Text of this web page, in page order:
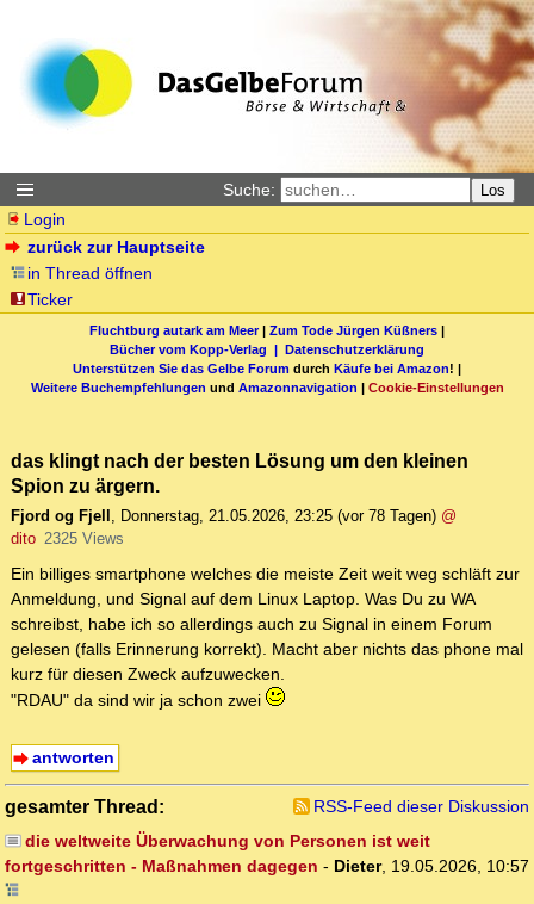
Suche: Los
Login
zurück zur Hauptseite
in Thread öffnen
Ticker
Fluchtburg autark am Meer| Zum Tode Jürgen Küßners |
Bücher vom Kopp-Verlag | Datenschutzerklärung
Unterstützen Sie das Gelbe Forum durch Käufe bei Amazon! |
Weitere Buchempfehlungen und Amazonnavigation | Cookie-Einstellungen
das klingt nach der besten Lösung um den kleinen
Spion zu ärgern.
Fjord og Fjell , Donnerstag, 21.05.2026, 23:25 (vor 78 Tagen) @
dito 2325 Views
Ein billiges smartphone welches die meiste Zeit weit weg schläft zur
Anmeldung, und Signal auf dem Linux Laptop. Was Du zu WA
schreibst, habe ich so allerdings auch zu Signal in einem Forum
gelesen (falls Erinnerung korrekt). Macht aber nichts das phone mal
kurz für diesen Zweck aufzuwecken.
"RDAU" da sind wir ja schon zwei
antworten
gesamter Thread:
RSS-Feed dieser Diskussion
die weltweite Überwachung von Personen ist weit
fortgeschritten - Maßnahmen dagegen - Dieter, 19.05.2026, 10:57